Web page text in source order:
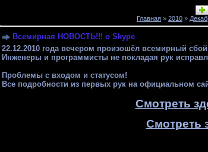
Главная » 2010 »
Всемирная НОВОСТЬ!!! о Skype
22.12.2010 года вечером произошёл всемирный
Инженеры и программисты не покладая рук
Проблемы с входом и статусом!
Все подробности из первых рук на официальном
Смотреть
Смотреть